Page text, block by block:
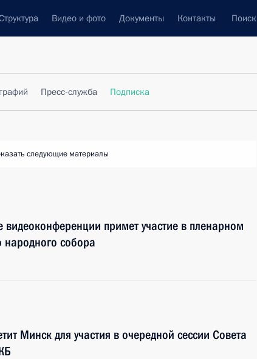
Видео и фото Документы Контакты Поиск
Пресс-служба Подписка
следующие материалы
примет участие в пленарном
народного собора
Минск для участия в очередной сессии Совета